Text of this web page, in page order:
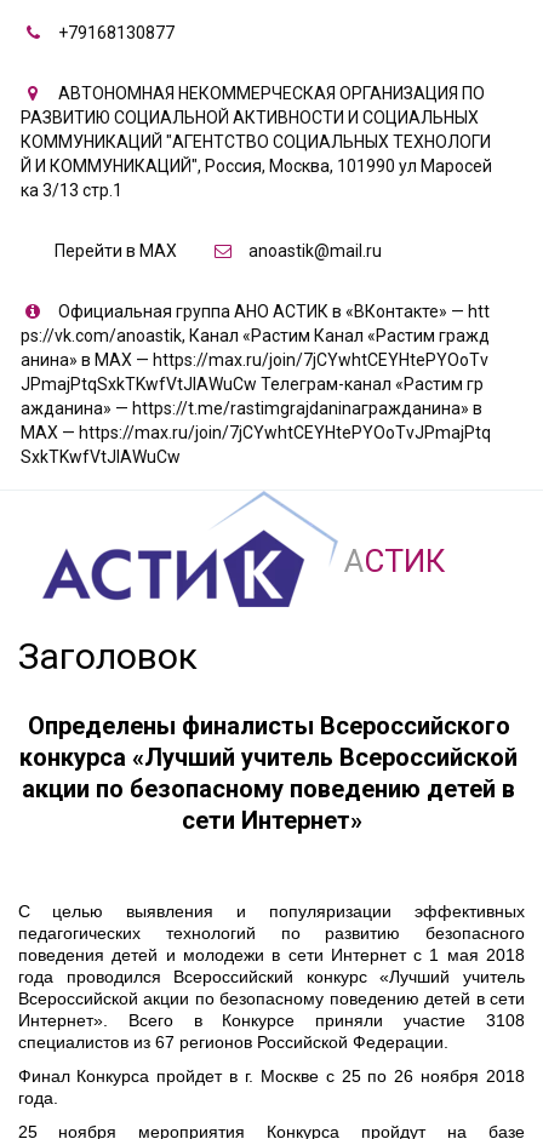
+79168130877
АВТОНОМНАЯ НЕКОММЕРЧЕСКАЯ ОРГАНИЗАЦИЯ ПО
РАЗВИТИЮ СОЦИАЛЬНОЙ АКТИВНОСТИ И СОЦИАЛЬНЫХ
КОММУНИКАЦИЙ "АГЕНТСТВО СОЦИАЛЬНЫХ ТЕХНОЛОГИ
Й И КОММУНИКАЦИЙ", Россия, Москва, 101990 ул Маросей
ка 3/13 стр.1
Перейти в MAX anoastik@mail.ru
Официальная группа АНО АСТИК в «ВКонтакте» — htt
ps://vk.com/anoastik, Канал «Растим Канал «Растим гражд
анина» в МАХ — https://max.ru/join/7jCYwhtCEYHtePYOoTv
JPmajPtqSxkTKwfVtJIAWuCw Телеграм-канал «Растим гр
ажданина» — https://t.me/rastimgrajdaninaгражданина» в
МАХ — https://max.ru/join/7jCYwhtCEYHtePYOoTvJPmajPtq
SxkTKwfVtJIAWuCw
АСТИК
Заголовок
Определены финалисты Всероссийского
конкурса «Лучший учитель Всероссийской
акции по безопасному поведению детей в
сети Интернет»
С целью выявления и популяризации эффективных
педагогических технологий по развитию безопасного
поведения детей и молодежи в сети Интернет с 1 мая 2018
года проводился Всероссийский конкурс «Лучший учитель
Всероссийской акции по безопасному поведению детей в сети
Интернет». Всего в Конкурсе приняли участие 3108
специалистов из 67 регионов Российской Федерации.
Финал Конкурса пройдет в г. Москве с 25 по 26 ноября 2018
года.
25 ноября мероприятия Конкурса пройдут на базе